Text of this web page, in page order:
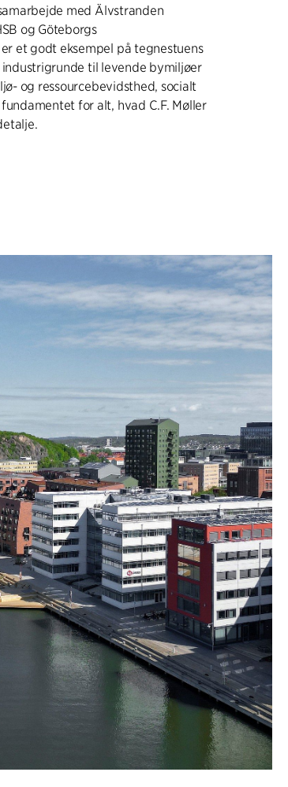
med Älvstranden
og Göteborgs
et godt eksempel på tegnestuens
til levende bymiljøer
og ressourcebevidsthed, socialt
for alt, hvad C.F. Møller